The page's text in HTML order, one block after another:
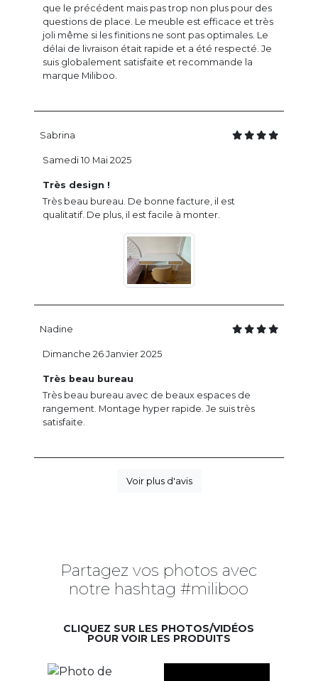
que le précédent mais pas trop non plus pour des
questions de place. Le meuble est efficace et très
joli même si les finitions ne sont pas optimales. Le
délai de livraison était rapide et a été respecté. Je
suis globalement satisfaite et recommande la
marque Miliboo.
Sabrina
Très design !
Très beau bureau. De bonne facture, il est
qualitatif. De plus, il est facile à monter.
Samedi 10 Mai 2025
Nadine
Très beau bureau
Très beau bureau avec de beaux espaces de
rangement. Montage hyper rapide. Je suis très
satisfaite.
Dimanche 26 Janvier 2025
Voir plus d'avis
Partagez vos photos avec
notre hashtag #miliboo
CLIQUEZ SUR LES PHOTOS/VIDÉOS
POUR VOIR LES PRODUITS